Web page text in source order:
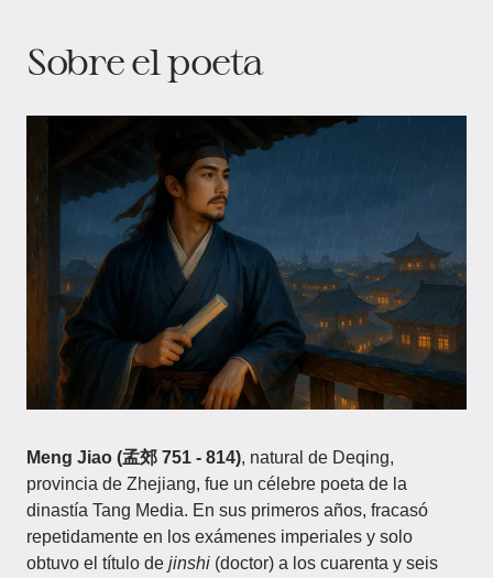
Sobre el poeta
Meng Jiao (孟郊 751 - 814), natural de Deqing,
provincia de Zhejiang, fue un célebre poeta de la
dinastía Tang Media. En sus primeros años, fracasó
repetidamente en los exámenes imperiales y solo
obtuvo el título de jinshi (doctor) a los cuarenta y seis